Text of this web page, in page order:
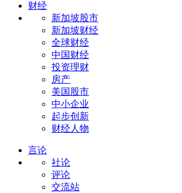
财经
新加坡股市
新加坡财经
全球财经
中国财经
投资理财
房产
美国股市
中小企业
起步创新
财经人物
言论
社论
评论
交流站